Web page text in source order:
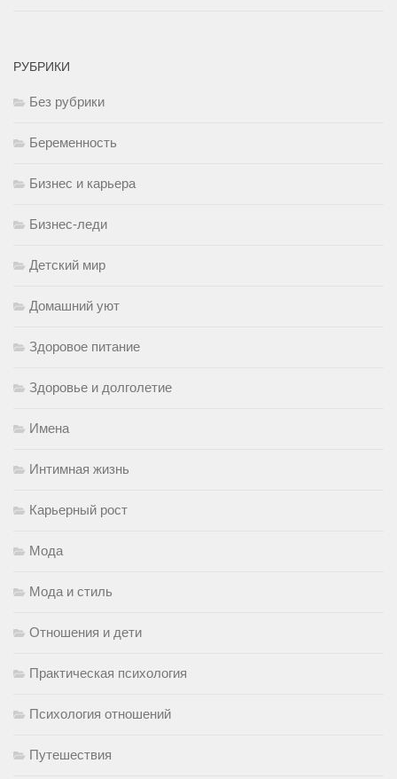
РУБРИКИ
Без рубрики
Беременность
Бизнес и карьера
Бизнес-леди
Детский мир
Домашний уют
Здоровое питание
Здоровье и долголетие
Имена
Интимная жизнь
Карьерный рост
Мода
Мода и стиль
Отношения и дети
Практическая психология
Психология отношений
Путешествия